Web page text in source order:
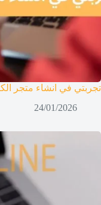
تجربتي في انشاء متجر
24/01/2026